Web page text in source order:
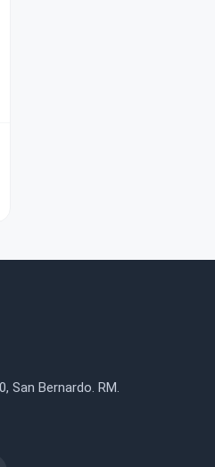
San Bernardo. RM.